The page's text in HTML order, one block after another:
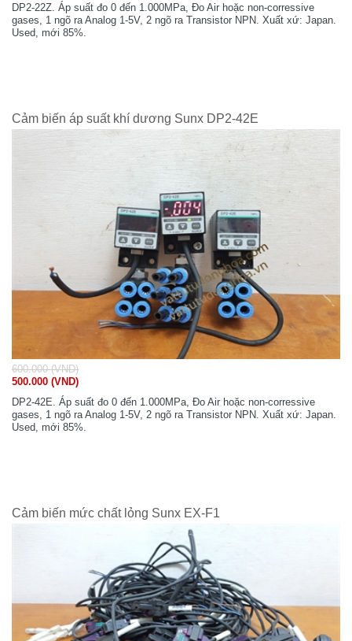
DP2-22Z. Áp suất đo 0 đến 1.000MPa, Đo Air hoặc non-corressive
gases, 1 ngõ ra Analog 1-5V, 2 ngõ ra Transistor NPN. Xuất xứ: Japan.
Used, mới 85%.
Cảm biến áp suất khí dương Sunx DP2-42E
600.000 (VND)
500.000 (VND)
DP2-42E. Áp suất đo 0 đến 1.000MPa, Đo Air hoặc non-corressive
gases, 1 ngõ ra Analog 1-5V, 2 ngõ ra Transistor NPN. Xuất xứ: Japan.
Used, mới 85%.
Cảm biến mức chất lỏng Sunx EX-F1